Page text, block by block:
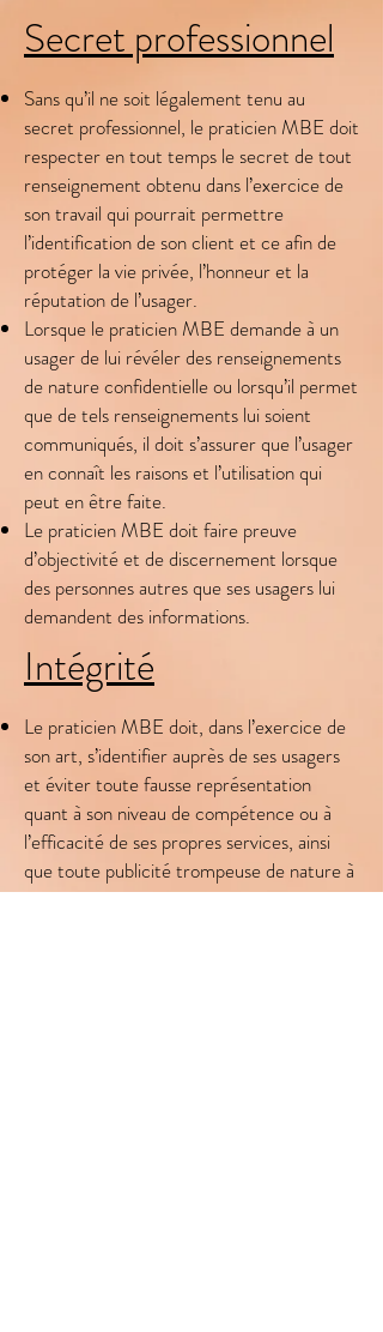
Secret professionnel
Sans qu’il ne soit légalement tenu au
secret professionnel, le praticien MBE doit
respecter en tout temps le secret de tout
renseignement obtenu dans l’exercice de
son travail qui pourrait permettre
l’identification de son client et ce afin de
protéger la vie privée, l’honneur et la
réputation de l’usager.
Lorsque le praticien MBE demande à un
usager de lui révéler des renseignements
de nature confidentielle ou lorsqu’il permet
que de tels renseignements lui soient
communiqués, il doit s’assurer que l’usager
en connaît les raisons et l’utilisation qui
peut en être faite.
Le praticien MBE doit faire preuve
d’objectivité et de discernement lorsque
des personnes autres que ses usagers lui
demandent des informations.
Intégrité
Le praticien MBE doit, dans l’exercice de
son art, s’identifier auprès de ses usagers
et éviter toute fausse représentation
quant à son niveau de compétence ou à
l’efficacité de ses propres services, ainsi
que toute publicité trompeuse de nature à
induire en erreur.